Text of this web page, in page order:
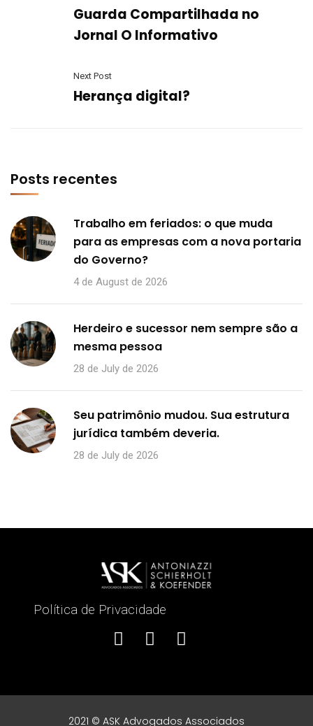
Guarda Compartilhada no
Jornal O Informativo
Next Post
Herança digital?
Posts recentes
Trabalho em feriados: o que muda
para as empresas com a nova portaria
do Governo?
4 de August de 2026
Herdeiro e sucessor nem sempre são a
mesma pessoa
28 de July de 2026
Seu patrimônio mudou. Sua estrutura
jurídica também deveria.
28 de July de 2026
Política de Privacidade
2021 © ASK Advogados Associados